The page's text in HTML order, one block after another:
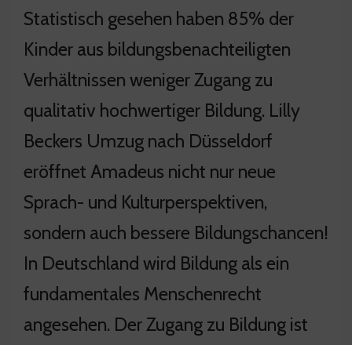
Statistisch gesehen haben 85% der
Kinder aus bildungsbenachteiligten
Verhältnissen weniger Zugang zu
qualitativ hochwertiger Bildung. Lilly
Beckers Umzug nach Düsseldorf
eröffnet Amadeus nicht nur neue
Sprach- und Kulturperspektiven,
sondern auch bessere Bildungschancen!
In Deutschland wird Bildung als ein
fundamentales Menschenrecht
angesehen. Der Zugang zu Bildung ist